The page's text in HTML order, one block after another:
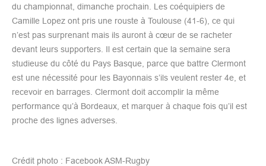
du championnat, dimanche prochain. Les coéquipiers de
Camille Lopez ont pris une rouste à Toulouse (41-6), ce qui
n’est pas surprenant mais ils auront à cœur de se racheter
devant leurs supporters. Il est certain que la semaine sera
studieuse du côté du Pays Basque, parce que battre Clermont
est une nécessité pour les Bayonnais s’ils veulent rester 4e, et
recevoir en barrages. Clermont doit accomplir la même
performance qu’à Bordeaux, et marquer à chaque fois qu’il est
proche des lignes adverses.
Crédit photo : Facebook ASM-Rugby